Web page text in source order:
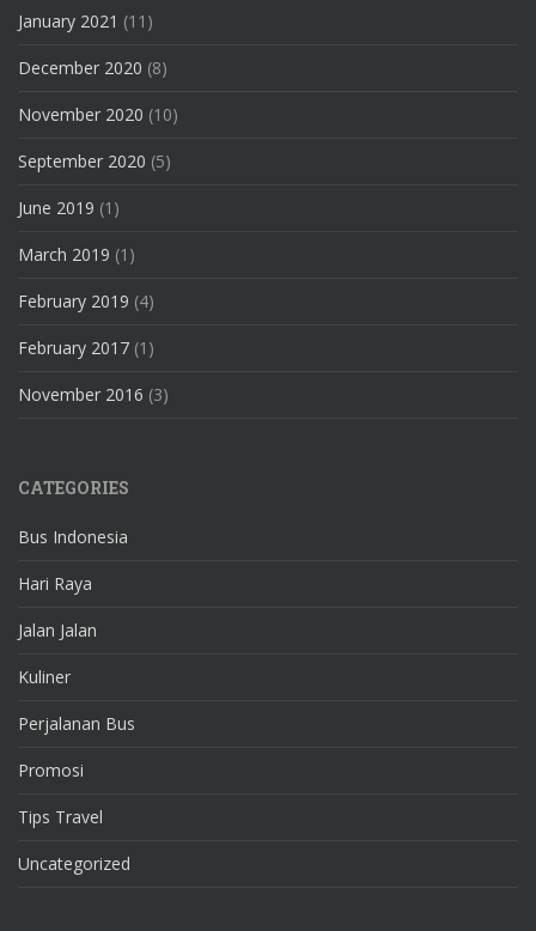
January 2021 (11)
December 2020 (8)
November 2020 (10)
September 2020 (5)
June 2019 (1)
March 2019 (1)
February 2019 (4)
February 2017 (1)
November 2016 (3)
CATEGORIES
Bus Indonesia
Hari Raya
Jalan Jalan
Kuliner
Perjalanan Bus
Promosi
Tips Travel
Uncategorized